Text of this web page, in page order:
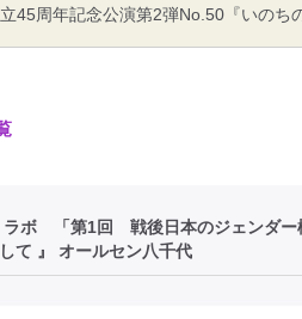
45周年記念公演第2弾No.50『いのち
ラボ 「第1回 戦後日本のジェンダー
て 』 オールセン八千代